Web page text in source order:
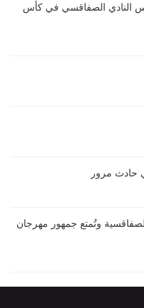
النادي الصفاقسي في كأس
حادث مرور
وتُمتع جمهور مهرجان